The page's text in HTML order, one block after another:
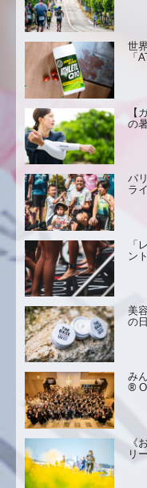
世
「
【
の
パ
ラ
「
ン
美
の
み
®
《
リ